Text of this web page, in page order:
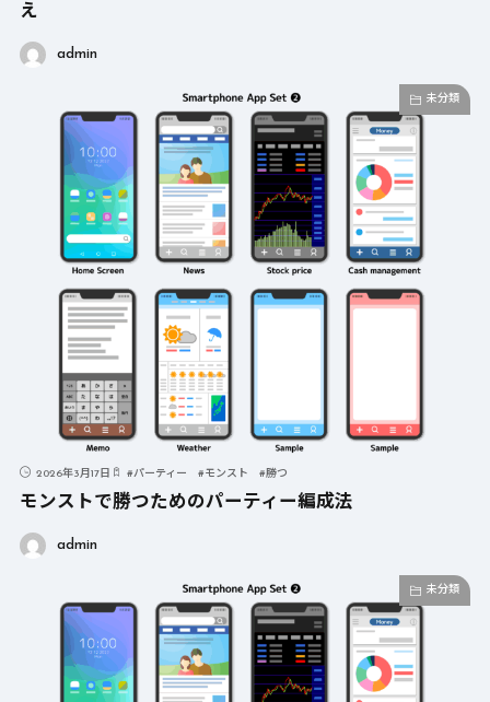
え
admin
未分類
2026年3月17日 #パーティー #モンスト #勝つ
モンストで勝つためのパーティー編成法
admin
未分類